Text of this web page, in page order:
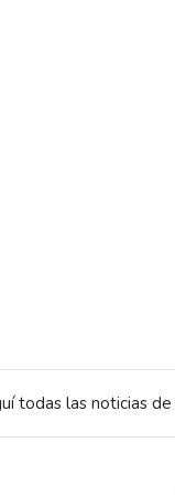
todas las noticias de